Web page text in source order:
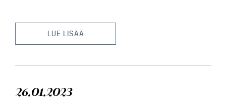
LUE LISÄÄ
26.01.2023